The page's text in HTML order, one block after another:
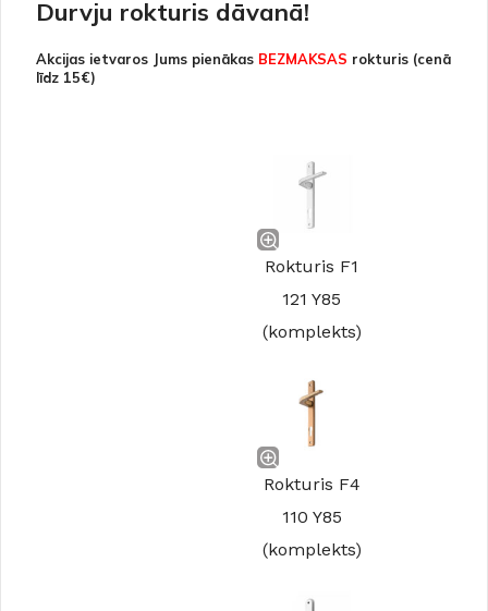
Durvju rokturis dāvanā!
Akcijas ietvaros Jums pienākas BEZMAKSAS rokturis (cenā
līdz 15€)
Rokturis F1
121 Y85
(komplekts)
Rokturis F4
110 Y85
(komplekts)